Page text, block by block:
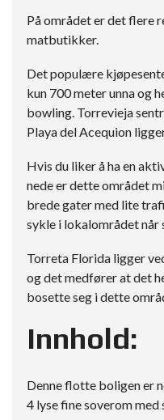
På området er det flere
matbutikker.
Det populære
kun 700 meter unna og
bowling. Torrevieja
Playa del Acequion
Hvis du liker å ha en
nede er dette området
brede gater med lite
sykle i lokalområdet når
Torreta Florida ligger
og det medfører at det
bosette seg i dette
Innhold:
Denne flotte boligen er
4 lyse fine soverom